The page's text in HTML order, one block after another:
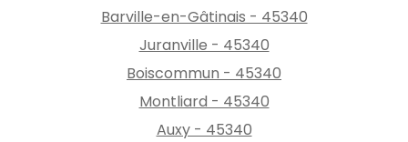
Barville-en-Gâtinais - 45340
Juranville - 45340
Boiscommun - 45340
Montliard - 45340
Auxy - 45340